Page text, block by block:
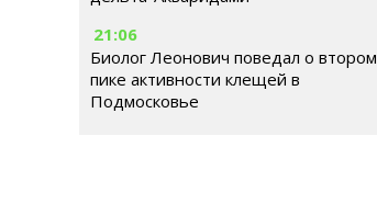
21:06
Биолог Леонович поведал о втором
пике активности клещей в
Подмосковье